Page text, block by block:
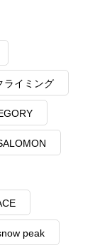
ライミング
peak